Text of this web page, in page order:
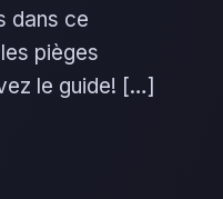
dans ce
pièges
le guide! […]